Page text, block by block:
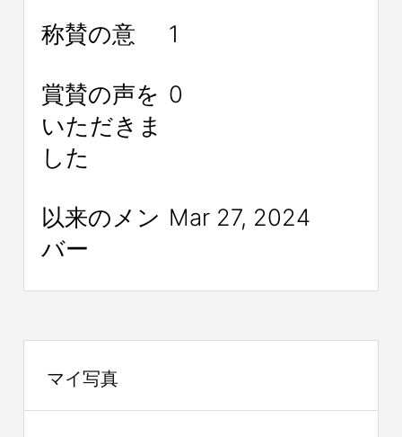
称賛の意 1
賞賛の声を
いただきま
した
0
以来のメン
バー
Mar 27, 2024
マイ写真